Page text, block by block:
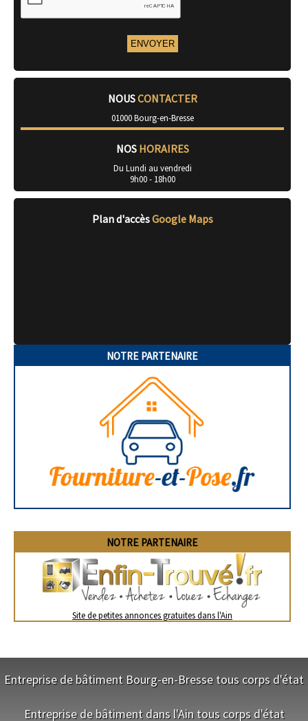
NOUSCONTACTER
01000 Bourg-en-Bresse
NOS HORAIRES
Du Lundi au vendredi
9h00 - 18h00
Plan d'accèsGoogle Maps
NOTRE PARTENAIRE
NOTRE PARTENAIRE
Site de petites annonces gratuites dans l'Ain
Entreprise de bâtiment Bourg-en-Bresse tous corps d'état
Entreprise de bâtiment dans l'Ain tous corps d'état